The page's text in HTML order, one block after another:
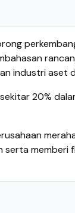
industri aset
20%
memberi